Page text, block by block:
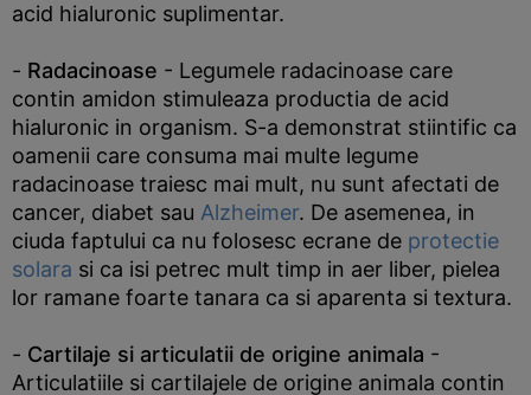
acid hialuronic suplimentar.
- Radacinoase - Legumele radacinoase care
contin amidon stimuleaza productia de acid
hialuronic in organism. S-a demonstrat stiintific ca
oamenii care consuma mai multe legume
radacinoase traiesc mai mult, nu sunt afectati de
cancer, diabet sau Alzheimer. De asemenea, in
ciuda faptului ca nu folosesc ecrane de protectie
solara si ca isi petrec mult timp in aer liber, pielea
lor ramane foarte tanara ca si aparenta si textura.
- Cartilaje si articulatii de origine animala -
Articulatiile si cartilajele de origine animala contin